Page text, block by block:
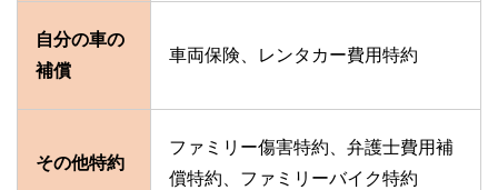
自分の車の
補償
車両保険、レンタカー費用特約
その他特約
ファミリー傷害特約、弁護士費用補
償特約、ファミリーバイク特約